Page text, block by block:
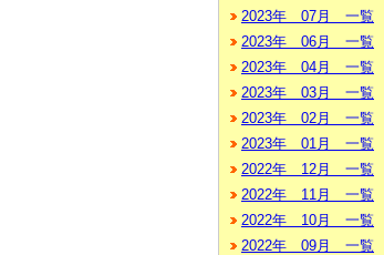
2023年 07月 一覧
2023年 06月 一覧
2023年 04月 一覧
2023年 03月 一覧
2023年 02月 一覧
2023年 01月 一覧
2022年 12月 一覧
2022年 11月 一覧
2022年 10月 一覧
2022年 09月 一覧